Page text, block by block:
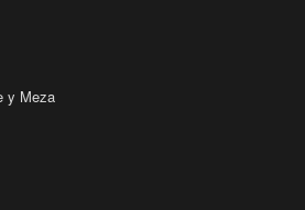
y Meza